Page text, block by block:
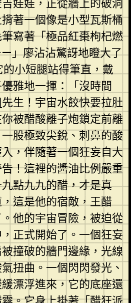
娃娃，正從牆上的破洞
著一個像是小型瓦斯桶
寫著「極品紅棗枸杞燃
」廖沾沾驚訝地瞪大了
小短腿站得筆直，戴
雅地一揮：「沒時間
先生！宇宙水餃快要拉肚
被醋酸離子炮鎖定前離
股極致尖銳、刺鼻的酸
，伴隨著一個狂妄自大
！這裡的醬油比例嚴重
點九九的醋，才是真
這是他的宿敵，王醋
他的宇宙冒險，被迫從
正式開始了。一個狂妄
撞破的牆門邊緣，光線
扭曲。一個閃閃發光、
漂浮進來，它的底座還